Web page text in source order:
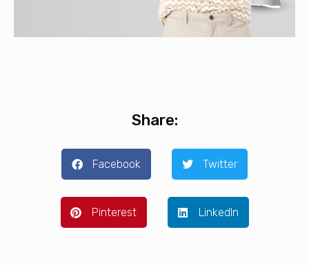
Share:
Facebook Twitter
Pinterest LinkedIn